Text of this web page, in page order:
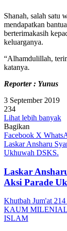
Shanah, salah satu
mendapatkan
berterimakasih
keluarganya.
“Alhamdulillah,
katanya.
Reporter : Yunus
3 September 2019
234
Lihat lebih banyak
Bagikan
Facebook X
Laskar Ansharu
Ukhuwah DSKS.
Laskar
Aksi Parade
Khutbah Jum'at
KAUM
ISLAM